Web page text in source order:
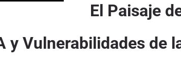
El Paisaje
Vulnerabilidades de